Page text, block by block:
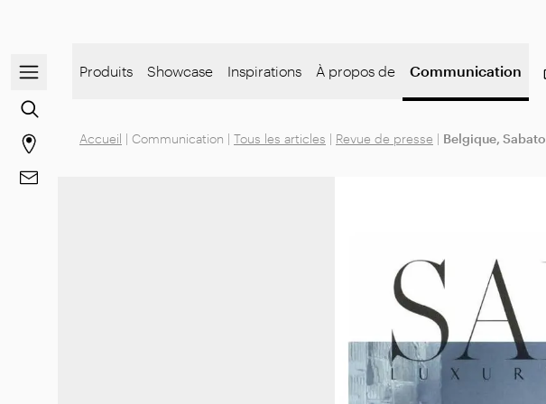
Ouvrir/fermer le menu de navigation
Rechercher du contenu
Aller à la page des magasins
Aller à Contacts
Produits Showcase Inspirations À propos de Communication
Accueil | Communication | Tous les articles | Revue de presse | Belgique, Sabato